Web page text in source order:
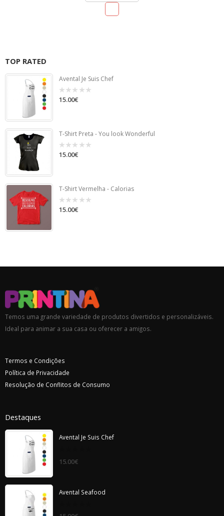
TOP RATED
Avental Je Suis Chef
0
15.00€
T-Shirt Preta - You look Wonderful
0
15.00€
T-Shirt Vermelha - Calorias
0
15.00€
Temos uma grande variedade de produtos divertidos e personalizáveis.
Ideal para animar a sua casa ou oferecer a amigos.
Termos e Condições
Política de Privacidade
Resolução de Conflitos de Consumo
Destaques
Avental Je Suis Chef
out
15.00€
Avental Seafood